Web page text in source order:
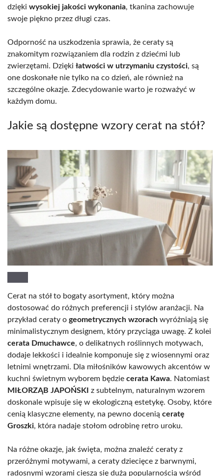
dzięki wysokiej jakości wykonania, tkanina zachowuje
swoje piękno przez długi czas.
Odporność na uszkodzenia sprawia, że ceraty są
znakomitym rozwiązaniem dla rodzin z dziećmi lub
zwierzętami. Dzięki łatwości w utrzymaniu czystości, są
one doskonałe nie tylko na co dzień, ale również na
szczególne okazje. Zdecydowanie warto je rozważyć w
każdym domu.
Jakie są dostępne wzory cerat na stół?
Cerat na stół to bogaty asortyment, który można
dostosować do różnych preferencji i stylów aranżacji. Na
przykład ceraty o geometrycznych wzorach wyróżniają się
minimalistycznym designem, który przyciąga uwagę. Z kolei
cerata Dmuchawce, o delikatnych roślinnych motywach,
dodaje lekkości i idealnie komponuje się z wiosennymi oraz
letnimi wnętrzami. Dla miłośników kawowych akcentów w
kuchni świetnym wyborem będzie cerata Kawa. Natomiast
MIŁORZĄB JAPOŃSKI z subtelnym, naturalnym wzorem
doskonale wpisuje się w ekologiczną estetykę. Osoby, które
cenią klasyczne elementy, na pewno docenią ceratę
Groszki, która nadaje stołom odrobinę retro uroku.
Na różne okazje, jak święta, można znaleźć ceraty z
przeróżnymi motywami, a ceraty dziecięce z barwnymi,
radosnymi wzorami cieszą się dużą popularnością wśród